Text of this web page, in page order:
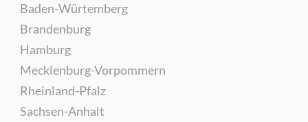
Baden-Würtemberg
Brandenburg
Hamburg
Mecklenburg-Vorpommern
Rheinland-Pfalz
Sachsen-Anhalt